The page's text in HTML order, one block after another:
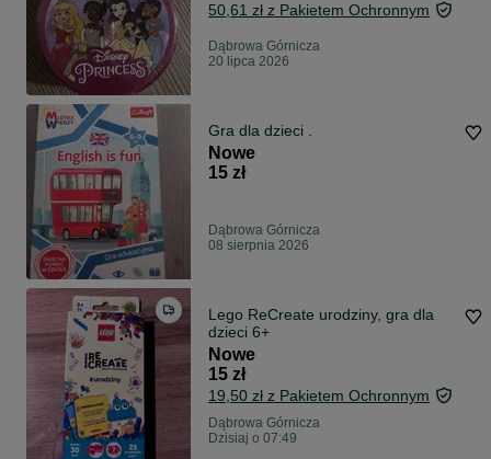
50,61 zł z Pakietem Ochronnym
Dąbrowa Górnicza
20 lipca 2026
Gra dla dzieci .
Nowe
15 zł
Dąbrowa Górnicza
08 sierpnia 2026
Lego ReCreate urodziny, gra dla
dzieci 6+
Nowe
15 zł
19,50 zł z Pakietem Ochronnym
Dąbrowa Górnicza
Dzisiaj o 07:49